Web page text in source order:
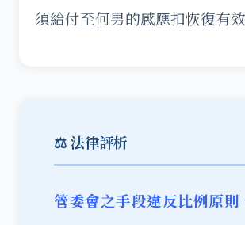
須給付至何男的感應扣恢復有
⚖️ 法律評析
管委會之手段違反比例原則